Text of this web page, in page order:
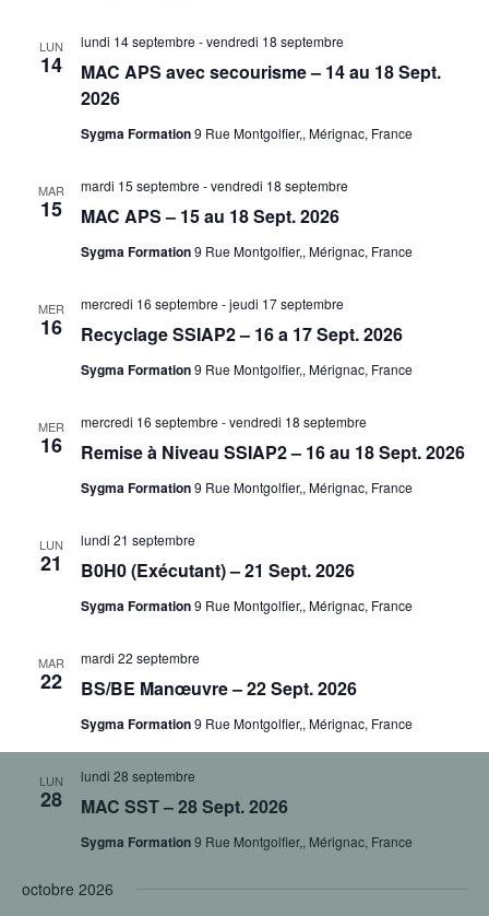
LUN
14
MAC APS avec secourisme – 14 au 18 Sept.
2026
lundi 14 septembre -vendredi 18 septembre
Sygma Formation9 Rue Montgolfier,, Mérignac, France
MAR
15 MAC APS – 15 au 18 Sept. 2026
mardi 15 septembre -vendredi 18 septembre
Sygma Formation9 Rue Montgolfier,, Mérignac, France
MER
16 Recyclage SSIAP2 – 16 a 17 Sept. 2026
mercredi 16 septembre -jeudi 17 septembre
Sygma Formation9 Rue Montgolfier,, Mérignac, France
MER
16 Remise à Niveau SSIAP2 – 16 au 18 Sept. 2026
mercredi 16 septembre -vendredi 18 septembre
Sygma Formation9 Rue Montgolfier,, Mérignac, France
LUN
21 B0H0 (Exécutant) – 21 Sept. 2026
lundi 21 septembre
Sygma Formation9 Rue Montgolfier,, Mérignac, France
MAR
22 BS/BE Manœuvre – 22 Sept. 2026
mardi 22 septembre
Sygma Formation9 Rue Montgolfier,, Mérignac, France
LUN
28 MAC SST – 28 Sept. 2026
lundi 28 septembre
Sygma Formation9 Rue Montgolfier,, Mérignac, France
octobre 2026